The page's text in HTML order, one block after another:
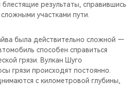
результаты, справившись
участками пути.
была действительно сложной —
способен справиться
грязи. Вулкан Шуго
грязи происходят постоянно.
с километровой глубины,